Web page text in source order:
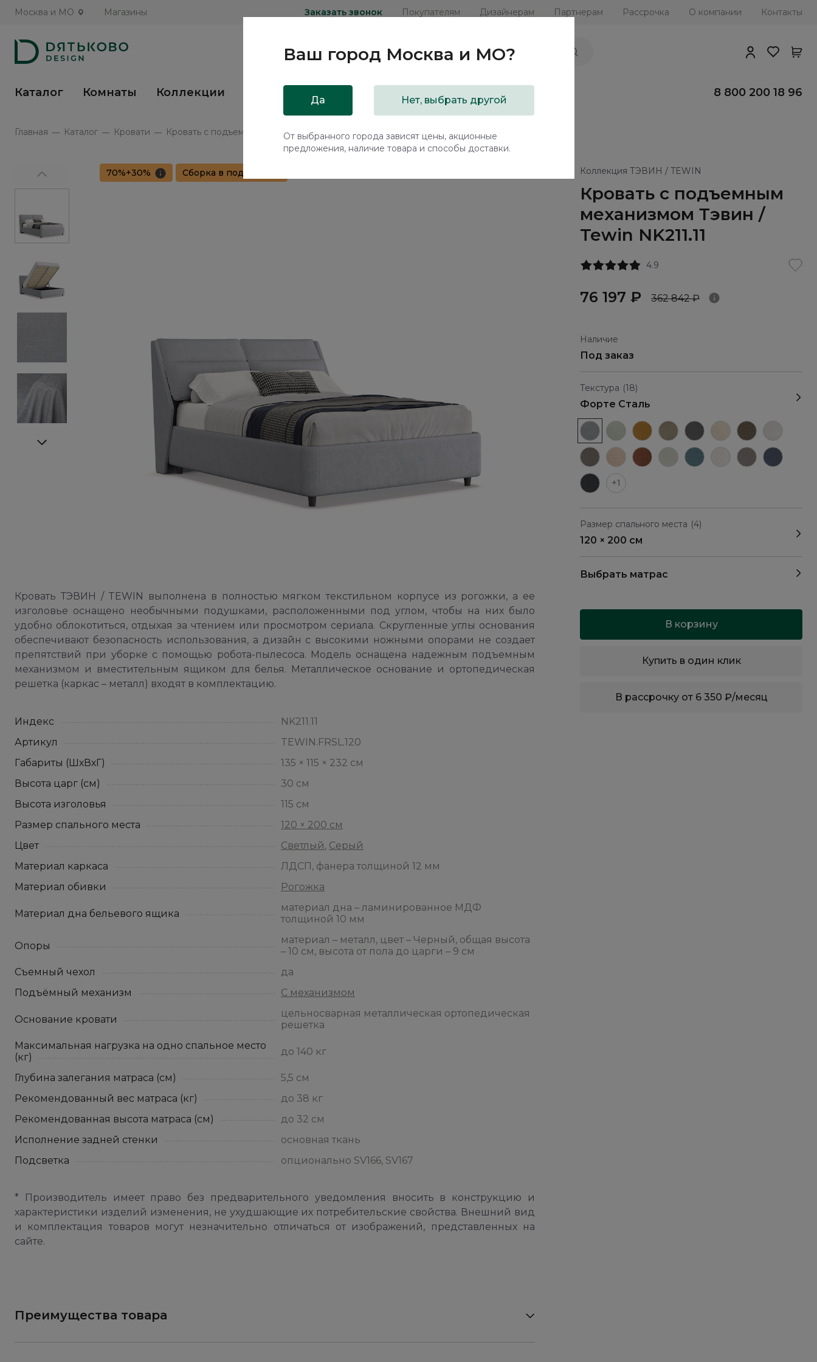
Москва и МО Магазины Заказать звонок Покупателям Дизайнерам Партнерам Рассрочка О компании Контакты
Каталог Комнаты Коллекции Распродажа 8 800 200 18 96
Главная Каталог Кровати Кровать с подъемным механизмом Тэвин / Tewin NK211.11
Коллекция ТЭВИН / TEWIN
Кровать с подъемным
механизмом Тэвин /
Tewin NK211.11
4.9
76 197 ₽ 362 842 ₽
Наличие
Под заказ
Текстура (18)
Форте Сталь
+1
Размер спального места (4)
120 × 200 см
Выбрать матрас
В корзину
Купить в один клик
В рассрочку от 6 350 ₽/месяц
70%+30% Сборка в подарок
Кровать ТЭВИН / TEWIN выполнена в полностью мягком текстильном корпусе из рогожки, а ее
изголовье оснащено необычными подушками, расположенными под углом, чтобы на них было
удобно облокотиться, отдыхая за чтением или просмотром сериала. Скругленные углы основания
обеспечивают безопасность использования, а дизайн с высокими ножными опорами не создает
препятствий при уборке с помощью робота-пылесоса. Модель оснащена надежным подъемным
механизмом и вместительным ящиком для белья. Металлическое основание и ортопедическая
решетка (каркас – металл) входят в комплектацию.
Индекс
NK211.11
Артикул
TEWIN.FRSL.120
Габариты (ШхВхГ)
135 × 115 × 232 см
Высота царг (см)
30 см
Высота изголовья
115 см
Размер спального места
120 × 200 см
Цвет
Светлый, Серый
Материал каркаса
ЛДСП, фанера толщиной 12 мм
Материал обивки
Рогожка
Материал дна бельевого ящика
материал дна – ламинированное МДФ
толщиной 10 мм
Опоры
материал – металл, цвет – Черный, общая высота
– 10 см, высота от пола до царги – 9 см
Съемный чехол
да
Подъёмный механизм
С механизмом
Основание кровати
цельносварная металлическая ортопедическая
решетка
Максимальная нагрузка на одно спальное место
(кг)
до 140 кг
Глубина залегания матраса (см)
5,5 см
Рекомендованный вес матраса (кг)
до 38 кг
Рекомендованная высота матраса (см)
до 32 см
Исполнение задней стенки
основная ткань
Подсветка
опционально SV166, SV167
* Производитель имеет право без предварительного уведомления вносить в конструкцию и
характеристики изделий изменения, не ухудшающие их потребительские свойства. Внешний вид
и комплектация товаров могут незначительно отличаться от изображений, представленных на
сайте.
Преимущества товара
Ваш город Москва и МО?
Да Нет, выбрать другой
От выбранного города зависят цены, акционные
предложения, наличие товара и способы доставки.